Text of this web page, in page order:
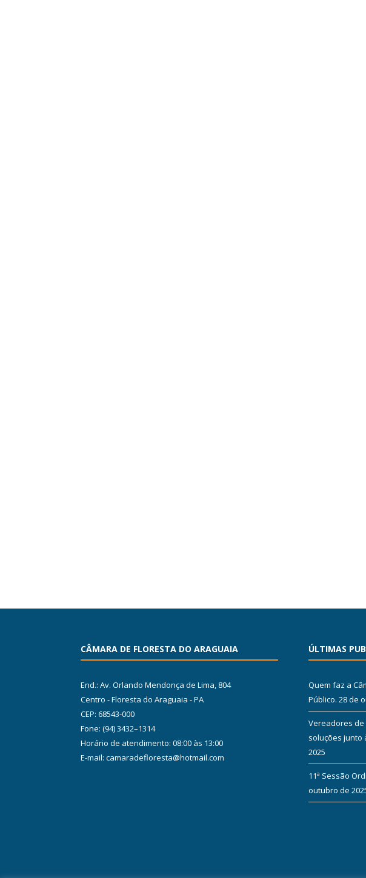
CÂMARA DE FLORESTA DO ARAGUAIA
End.: Av. Orlando Mendonça de Lima, 804
Centro - Floresta do Araguaia - PA
CEP: 68543-000
Fone: (94) 3432–1314
Horário de atendimento: 08:00 às 13:00
E-mail: camaradefloresta@hotmail.com
ÚLTIMAS
Quem faz a
Público. 28 de
Vereadores de
soluções junto
2025
11ª Sessão
outubro de